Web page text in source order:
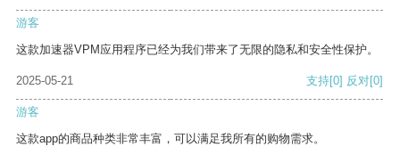
游客
这款加速器VPM应用程序已经为我们带来了无限的隐私和安全性保护。
2025-05-21 支持[0] 反对[0]
游客
这款app的商品种类非常丰富，可以满足我所有的购物需求。